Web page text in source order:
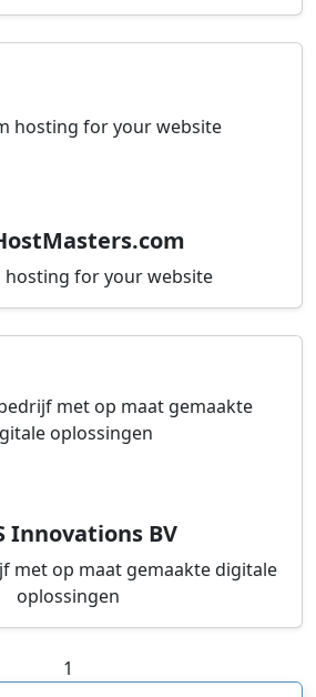
hosting for your website
Innovations BV
met op maat gemaakte digitale
oplossingen
1